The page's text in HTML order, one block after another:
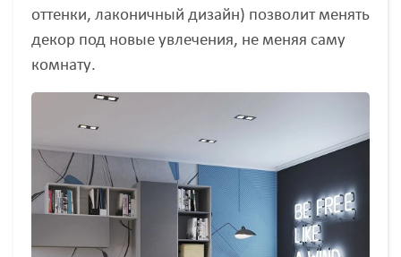
оттенки, лаконичный дизайн) позволит менять
декор под новые увлечения, не меняя саму
комнату.